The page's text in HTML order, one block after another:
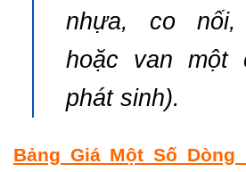
nhựa, co
hoặc van một
phát sinh).
Bảng Giá Một Số